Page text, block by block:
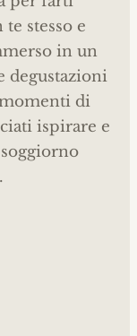
stesso e
in un
degustazioni
di
ispirare e